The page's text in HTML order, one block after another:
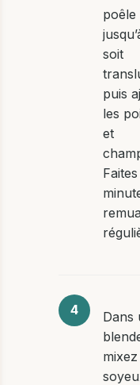
poêle
soit
puis
les
et
Dans